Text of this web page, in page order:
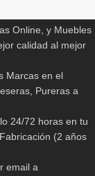
€ 169,15€
Online, y Muebles
calidad al mejor
Marcas en el
Pureras a
24/72 horas en tu
(2 años
email a